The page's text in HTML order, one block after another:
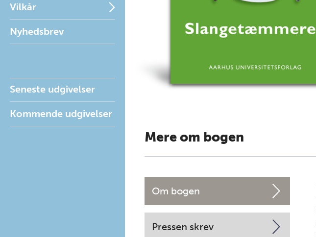
Vilkår
Nyhedsbrev
Seneste udgivelser
Kommende udgivelser
Mere om bogen
Om bogen
Pressen skrev